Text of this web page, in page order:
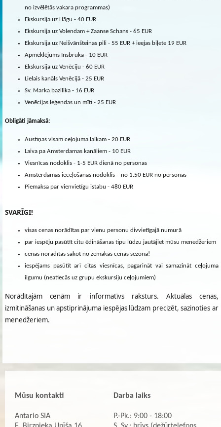
no izvēlētās vakara programmas)
Ekskursija uz Hāgu - 40 EUR
Ekskursija uz Volendam + Zaanse Schans - 65 EUR
Ekskursija uz Neišvānšteinas pili - 55 EUR + ieejas biļete 19 EUR
Apmeklējums Insbruka - 10 EUR
Ekskursija uz Venēciju - 60 EUR
Lielais kanāls Venēcijā - 25 EUR
Sv. Marka bazilika - 16 EUR
Venēcijas leģendas un mīti - 25 EUR
Obligāti jāmaksā:
Austiņas visam ceļojuma laikam - 20 EUR
Laiva pa Amsterdamas kanāliem - 10 EUR
Viesnīcas nodoklis - 1-5 EUR dienā no personas
Amsterdamas ieceļošanas nodoklis – no 1.50 EUR no personas
Piemaksa par vienvietīgu istabu - 480 EUR
SVARĪGI!
visas cenas norādītas par vienu personu divvietīgajā numurā
par iespēju pasūtīt citu ēdināšanas tipu lūdzu jautājiet mūsu menedžeriem
cenas norādītas sākot no zemākās cenas sezonā!
iespējams pasūtīt arī citas viesnīcas, pagarināt vai samazināt ceļojuma
ilgumu (neatiecās uz grupu ekskursiju ceļojumiem)
Norādītajām cenām ir informatīvs raksturs. Aktuālas cenas,
izmitināšanas un apstiprinājuma iespējas lūdzam precizēt, sazinoties ar
menedžeriem.
Mūsu kontakti
Antario SIA
Darba laiks
P.-Pk.: 9:00 - 18:00